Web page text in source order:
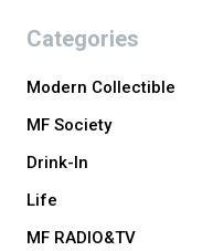
Categories
Modern Collectible
MF Society
Drink-In
Life
MF RADIO&TV